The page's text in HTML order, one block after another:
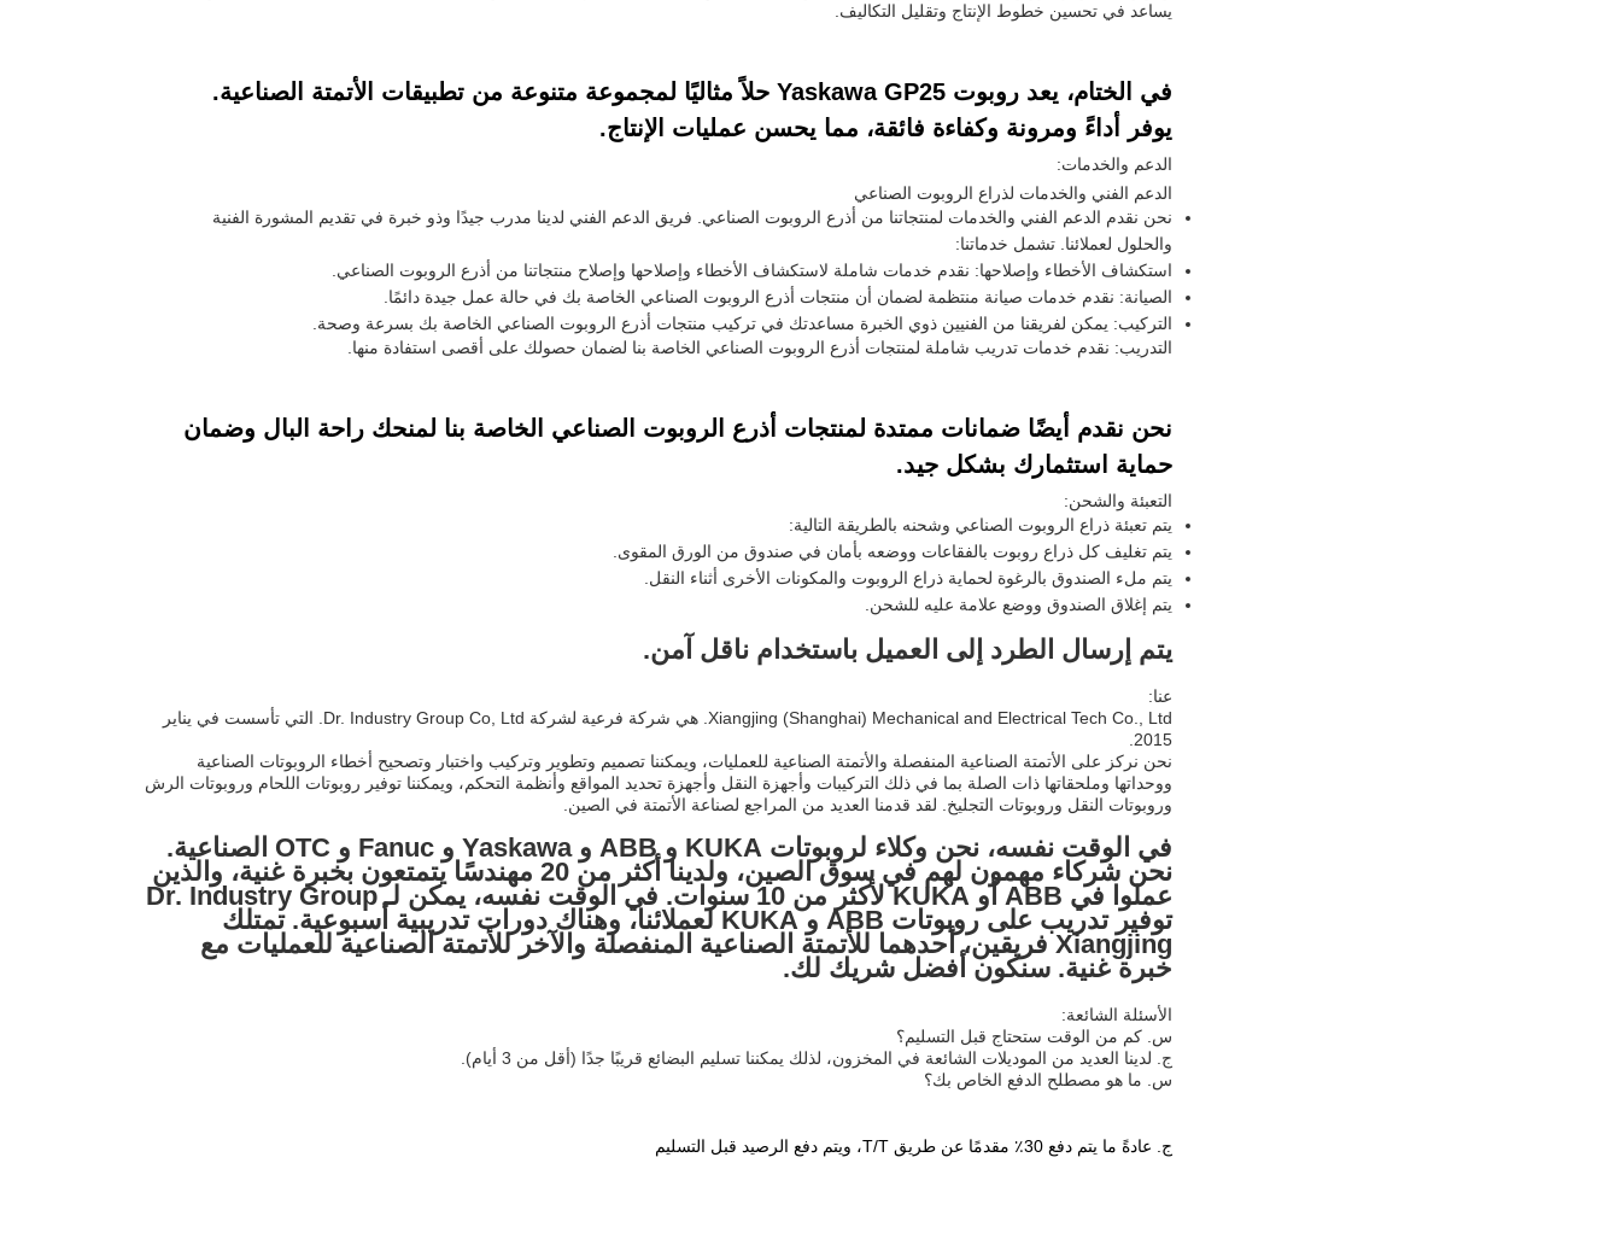
يساعد في تحسين خطوط الإنتاج وتقليل التكاليف.
في الختام، يعد روبوت Yaskawa GP25 حلاً مثاليًا لمجموعة متنوعة من تطبيقات الأتمتة الصناعية.
يوفر أداءً ومرونة وكفاءة فائقة، مما يحسن عمليات الإنتاج.
الدعم والخدمات:
الدعم الفني والخدمات لذراع الروبوت الصناعي
نحن نقدم الدعم الفني والخدمات لمنتجاتنا من أذرع الروبوت الصناعي. فريق الدعم الفني لدينا مدرب جيدًا وذو خبرة في تقديم المشورة الفنية
والحلول لعملائنا. تشمل خدماتنا:
استكشاف الأخطاء وإصلاحها: نقدم خدمات شاملة لاستكشاف الأخطاء وإصلاحها وإصلاح منتجاتنا من أذرع الروبوت الصناعي.
الصيانة: نقدم خدمات صيانة منتظمة لضمان أن منتجات أذرع الروبوت الصناعي الخاصة بك في حالة عمل جيدة دائمًا.
التركيب: يمكن لفريقنا من الفنيين ذوي الخبرة مساعدتك في تركيب منتجات أذرع الروبوت الصناعي الخاصة بك بسرعة وصحة.
التدريب: نقدم خدمات تدريب شاملة لمنتجات أذرع الروبوت الصناعي الخاصة بنا لضمان حصولك على أقصى استفادة منها.
نحن نقدم أيضًا ضمانات ممتدة لمنتجات أذرع الروبوت الصناعي الخاصة بنا لمنحك راحة البال وضمان
حماية استثمارك بشكل جيد.
التعبئة والشحن:
يتم تعبئة ذراع الروبوت الصناعي وشحنه بالطريقة التالية:
يتم تغليف كل ذراع روبوت بالفقاعات ووضعه بأمان في صندوق من الورق المقوى.
يتم ملء الصندوق بالرغوة لحماية ذراع الروبوت والمكونات الأخرى أثناء النقل.
يتم إغلاق الصندوق ووضع علامة عليه للشحن.
يتم إرسال الطرد إلى العميل باستخدام ناقل آمن.
عنا:
Xiangjing (Shanghai) Mechanical and Electrical Tech Co., Ltd. هي شركة فرعية لشركة Dr. Industry Group Co, Ltd. التي تأسست في يناير
2015.
نحن نركز على الأتمتة الصناعية المنفصلة والأتمتة الصناعية للعمليات، ويمكننا تصميم وتطوير وتركيب واختبار وتصحيح أخطاء الروبوتات الصناعية
ووحداتها وملحقاتها ذات الصلة بما في ذلك التركيبات وأجهزة النقل وأجهزة تحديد المواقع وأنظمة التحكم، ويمكننا توفير روبوتات اللحام وروبوتات الرش
وروبوتات النقل وروبوتات التجليخ. لقد قدمنا العديد من المراجع لصناعة الأتمتة في الصين.
في الوقت نفسه، نحن وكلاء لروبوتات KUKA و ABB و Yaskawa و Fanuc و OTC الصناعية.
نحن شركاء مهمون لهم في سوق الصين، ولدينا أكثر من 20 مهندسًا يتمتعون بخبرة غنية، والذين
عملوا في ABB أو KUKA لأكثر من 10 سنوات. في الوقت نفسه، يمكن لـ Dr. Industry Group
توفير تدريب على روبوتات ABB و KUKA لعملائنا، وهناك دورات تدريبية أسبوعية. تمتلك
Xiangjing فريقين، أحدهما للأتمتة الصناعية المنفصلة والآخر للأتمتة الصناعية للعمليات مع
خبرة غنية. سنكون أفضل شريك لك.
الأسئلة الشائعة:
س. كم من الوقت ستحتاج قبل التسليم؟
ج. لدينا العديد من الموديلات الشائعة في المخزون، لذلك يمكننا تسليم البضائع قريبًا جدًا (أقل من 3 أيام).
س. ما هو مصطلح الدفع الخاص بك؟
ج. عادةً ما يتم دفع 30٪ مقدمًا عن طريق T/T، ويتم دفع الرصيد قبل التسليم